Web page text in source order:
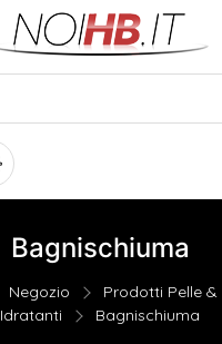
Bagnischiuma
Negozio
Prodotti Pelle
Idratanti
Bagnischiuma